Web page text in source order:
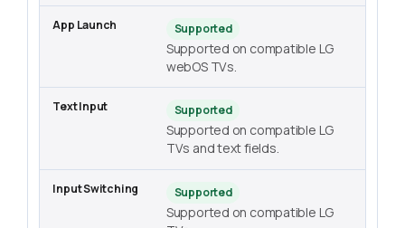
Supported
Supported on compatible LG
webOS TVs.
Supported
Supported on compatible LG
TVs and text fields.
Supported
Supported on compatible LG